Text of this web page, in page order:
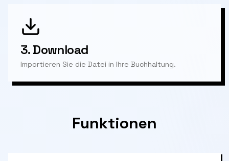
3.Download
Importieren Sie die Datei in Ihre Buchhaltung.
Funktionen